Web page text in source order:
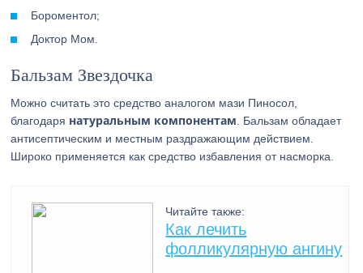
Бороментол;
Доктор Мом.
Бальзам Звездочка
Можно считать это средство аналогом мази Пиносол,
благодаря натуральным компонентам . Бальзам обладает
антисептическим и местным раздражающим действием.
Широко применяется как средство избавления от насморка.
Читайте также:
Как лечить
фолликулярную ангину